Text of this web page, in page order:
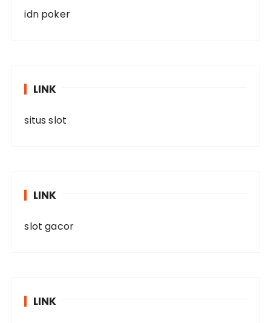
idn poker
LINK
situs slot
LINK
slot gacor
LINK